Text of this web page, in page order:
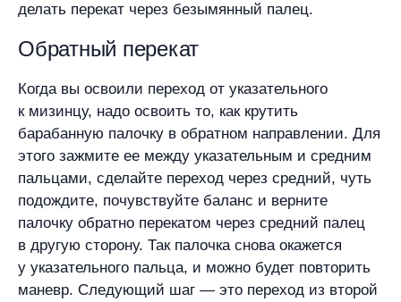
делать перекат через безымянный палец.
Обратный перекат
Когда вы освоили переход от указательного
к мизинцу, надо освоить то, как крутить
барабанную палочку в обратном направлении. Для
этого зажмите ее между указательным и средним
пальцами, сделайте переход через средний, чуть
подождите, почувствуйте баланс и верните
палочку обратно перекатом через средний палец
в другую сторону. Так палочка снова окажется
у указательного пальца, и можно будет повторить
маневр. Следующий шаг — это переход из второй